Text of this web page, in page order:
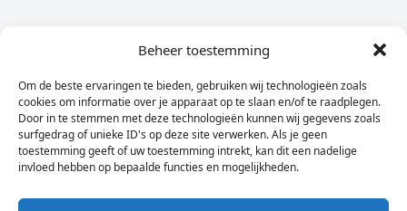
Beheer toestemming
Om de beste ervaringen te bieden, gebruiken wij technologieën zoals
cookies om informatie over je apparaat op te slaan en/of te raadplegen.
Door in te stemmen met deze technologieën kunnen wij gegevens zoals
surfgedrag of unieke ID's op deze site verwerken. Als je geen
toestemming geeft of uw toestemming intrekt, kan dit een nadelige
invloed hebben op bepaalde functies en mogelijkheden.
Dagelijks het laatste nieuws in je e-mail?
Vul
hier
je
e-
mailadres
in
Sign Up